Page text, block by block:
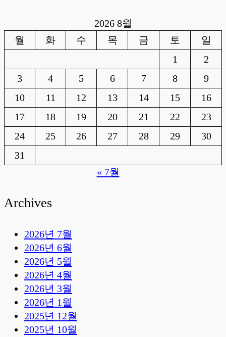
2026 8월
월
화 수 목 금 토
일
1
2
3
4 5 6 7 8
9
10
11 12 13 14 15
16
17
18 19 20 21 22
23
24
25 26 27 28 29
30
31
« 7월
Archives
2026년 7월
2026년 6월
2026년 5월
2026년 4월
2026년 3월
2026년 1월
2025년 12월
2025년 10월